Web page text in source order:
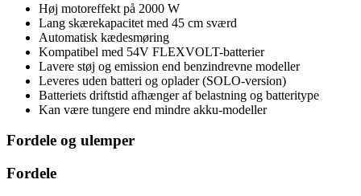
Høj motoreffekt på 2000 W
Lang skærekapacitet med 45 cm sværd
Automatisk kædesmøring
Kompatibel med 54V FLEXVOLT-batterier
Lavere støj og emission end benzindrevne modeller
Leveres uden batteri og oplader (SOLO-version)
Batteriets driftstid afhænger af belastning og batteritype
Kan være tungere end mindre akku-modeller
Fordele og ulemper
Fordele